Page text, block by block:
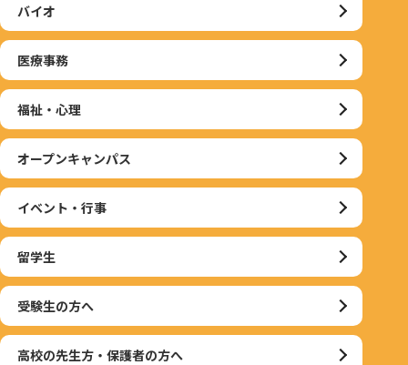
バイオ
医療事務
福祉・心理
オープンキャンパス
イベント・行事
留学生
受験生の方へ
高校の先生方・保護者の方へ